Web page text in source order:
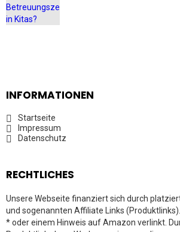
INFORMATIONEN
Startseite
Impressum
Datenschutz
RECHTLICHES
Unsere Webseite finanziert sich durch
und sogenannten Affiliate Links
* oder einem Hinweis auf Amazon verlinkt.